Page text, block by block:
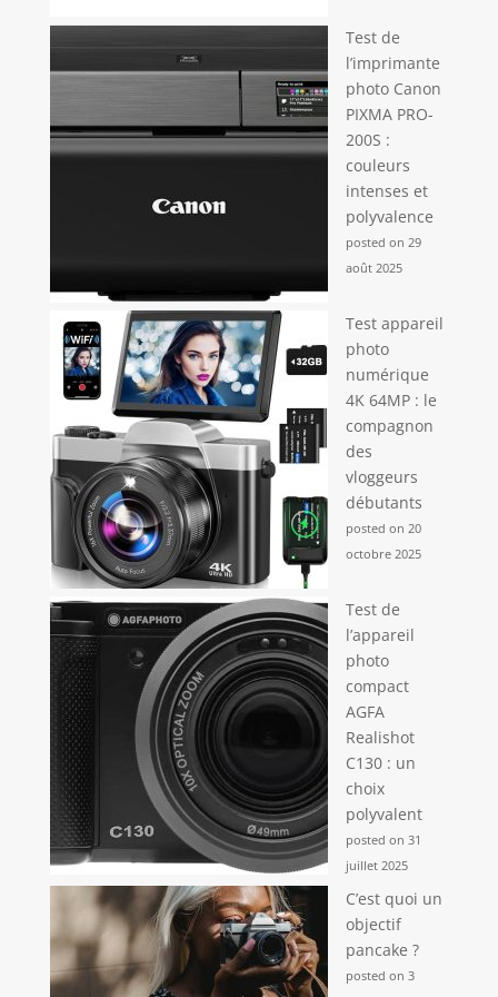
Test de
l’imprimante
photo Canon
PIXMA PRO-
200S :
couleurs
intenses et
polyvalence
posted on 29
août 2025
Test appareil
photo
numérique
4K 64MP : le
compagnon
des
vloggeurs
débutants
posted on 20
octobre 2025
Test de
l’appareil
photo
compact
AGFA
Realishot
C130 : un
choix
polyvalent
posted on 31
juillet 2025
C’est quoi un
objectif
pancake ?
posted on 3